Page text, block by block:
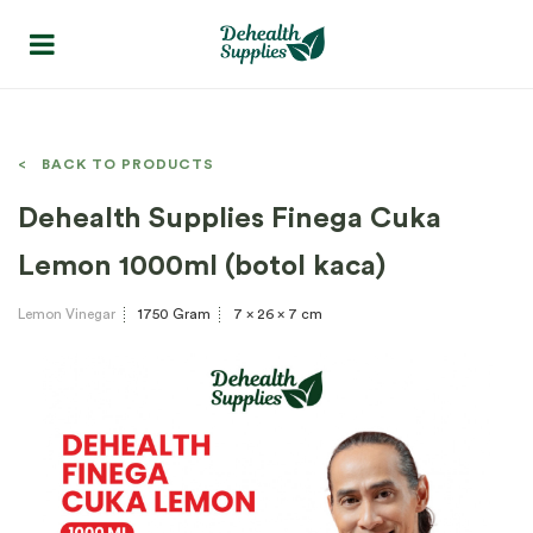
< BACK TO PRODUCTS
Dehealth Supplies Finega Cuka
Lemon 1000ml (botol kaca)
Lemon Vinegar 1750 Gram 7 x 26 x 7 cm